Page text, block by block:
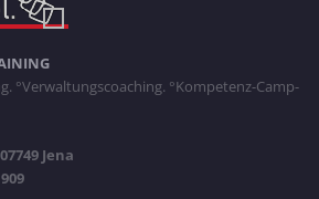
°Verwaltungscoaching. °Kompetenz-Camp-
Jena